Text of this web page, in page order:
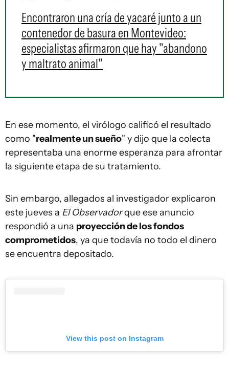
Encontraron una cría de yacaré junto a un
contenedor de basura en Montevideo:
especialistas afirmaron que hay "abandono
y maltrato animal"
En ese momento, el virólogo calificó el resultado
como "realmente un sueño" y dijo que la colecta
representaba una enorme esperanza para afrontar
la siguiente etapa de su tratamiento.
Sin embargo, allegados al investigador explicaron
este jueves a El Observadorque ese anuncio
respondió a una proyección de los fondos
comprometidos, ya que todavía no todo el dinero
se encuentra depositado.
View this post on Instagram